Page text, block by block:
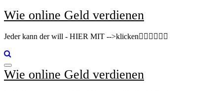
Zum
Inhalt
Wie online Geld verdienen
Jeder kann der will - HIER MIT -->klicken👇🏽👇🏽👇🏽
Wie online Geld verdienen